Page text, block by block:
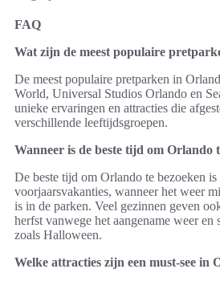
FAQ
Wat zijn de meest populaire
De meest populaire pretparken in
World, Universal Studios Orlando en
unieke ervaringen en attracties die
verschillende leeftijdsgroepen.
Wanneer is de beste tijd om Orlando
De beste tijd om Orlando te bezoeken
voorjaarsvakanties, wanneer het weer
is in de parken. Veel gezinnen geven
herfst vanwege het aangename weer en
zoals Halloween.
Welke attracties zijn een must-see in